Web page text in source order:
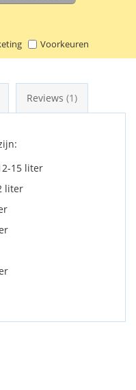
Voorkeuren
De afvalzakken
(10-15 liter) of
of inhoud. De
De afmetingen zijn 45 X
Reviews 1
15 liter
liter